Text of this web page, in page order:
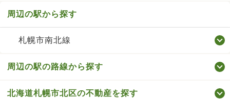
周辺の駅から探す
札幌市南北線
周辺の駅の路線から探す
北海道札幌市北区の不動産を探す